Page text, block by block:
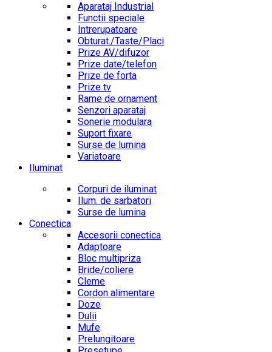
Aparataj Industrial
Functii speciale
Intrerupatoare
Obturat./Taste/Placi
Prize AV/difuzor
Prize date/telefon
Prize de forta
Prize tv
Rame de ornament
Senzori aparataj
Sonerie modulara
Suport fixare
Surse de lumina
Variatoare
Iluminat
Corpuri de iluminat
Ilum. de sarbatori
Surse de lumina
Conectica
Accesorii conectica
Adaptoare
Bloc multipriza
Bride/coliere
Cleme
Cordon alimentare
Doze
Dulii
Mufe
Prelungitoare